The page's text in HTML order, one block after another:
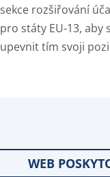
sekce rozšiřování
pro státy EU-13, aby
upevnit tím svoji
WEB